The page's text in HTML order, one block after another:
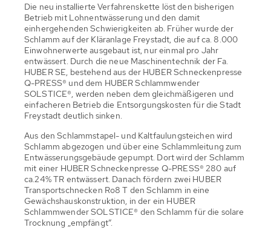
Die neu installierte Verfahrenskette löst den bisherigen
Betrieb mit Lohnentwässerung und den damit
einhergehenden Schwierigkeiten ab. Früher wurde der
Schlamm auf der Kläranlage Freystadt, die auf ca. 8.000
Einwohnerwerte ausgebaut ist, nur einmal pro Jahr
entwässert. Durch die neue Maschinentechnik der Fa.
HUBER SE, bestehend aus der HUBER Schneckenpresse
Q-PRESS® und dem HUBER Schlammwender
SOLSTICE®, werden neben dem gleichmäßigeren und
einfacheren Betrieb die Entsorgungskosten für die Stadt
Freystadt deutlich sinken.
Aus den Schlammstapel- und Kaltfaulungsteichen wird
Schlamm abgezogen und über eine Schlammleitung zum
Entwässerungsgebäude gepumpt. Dort wird der Schlamm
mit einer HUBER Schneckenpresse Q-PRESS® 280 auf
ca.24% TR entwässert. Danach fördern zwei HUBER
Transportschnecken Ro8 T den Schlamm in eine
Gewächshauskonstruktion, in der ein HUBER
Schlammwender SOLSTICE® den Schlamm für die solare
Trocknung „empfängt“.